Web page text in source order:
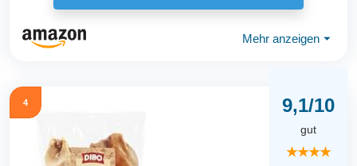
Mehr anzeigen ⏷
4 9,1/10
gut
★★★★